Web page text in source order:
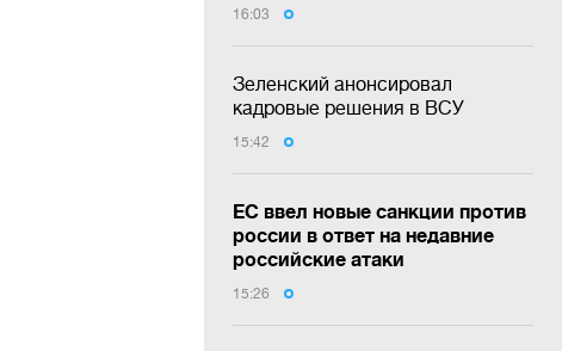
16:03
Зеленский анонсировал
кадровые решения в ВСУ
15:42
ЕС ввел новые санкции против
россии в ответ на недавние
российские атаки
15:26